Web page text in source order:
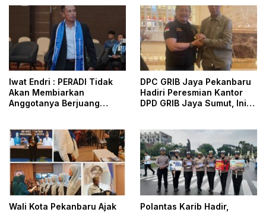
Iwat Endri : PERADI Tidak
Akan Membiarkan
Anggotanya Berjuang
Penegak Hukum
DPC GRIB Jaya Pekanbaru
Hadiri Peresmian Kantor
DPD GRIB Jaya Sumut, Ini
Wali Kota Pekanbaru Ajak
Polantas Karib Hadir,